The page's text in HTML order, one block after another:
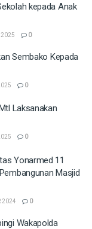
kepada Anak
0
Sembako Kepada
0
Laksanakan
0
Yonarmed 11
Masjid
2024 0
Wakapolda